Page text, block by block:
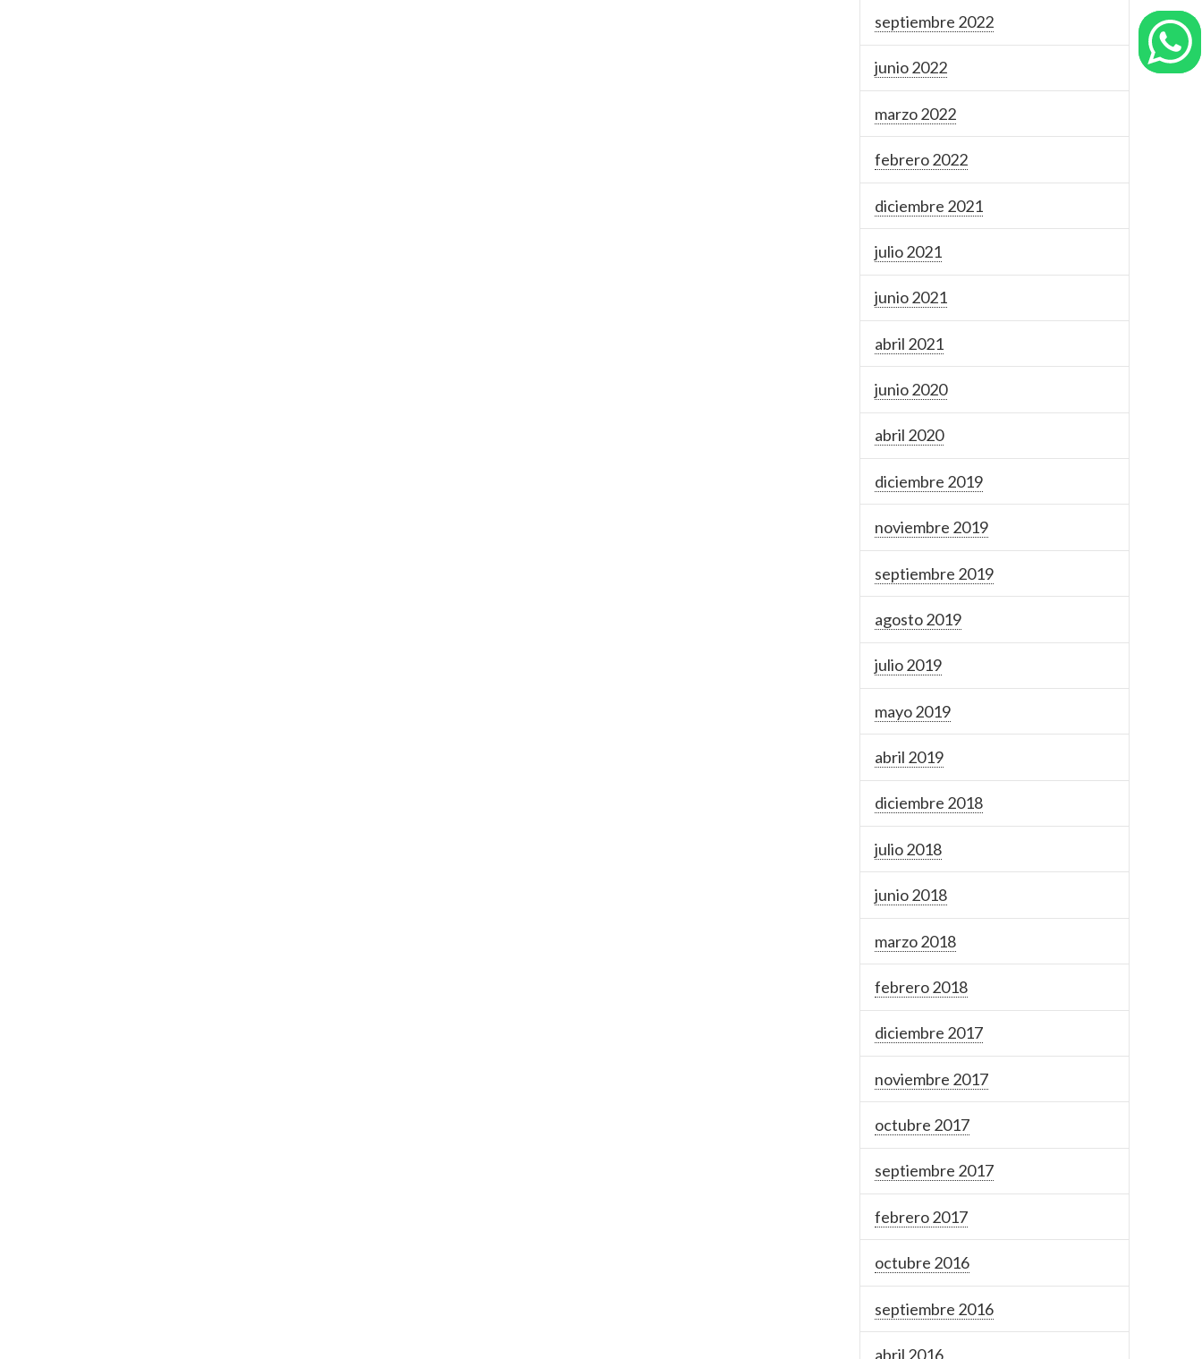
septiembre 2022
junio 2022
marzo 2022
febrero 2022
diciembre 2021
julio 2021
junio 2021
abril 2021
junio 2020
abril 2020
diciembre 2019
noviembre 2019
septiembre 2019
agosto 2019
julio 2019
mayo 2019
abril 2019
diciembre 2018
julio 2018
junio 2018
marzo 2018
febrero 2018
diciembre 2017
noviembre 2017
octubre 2017
septiembre 2017
febrero 2017
octubre 2016
septiembre 2016
abril 2016